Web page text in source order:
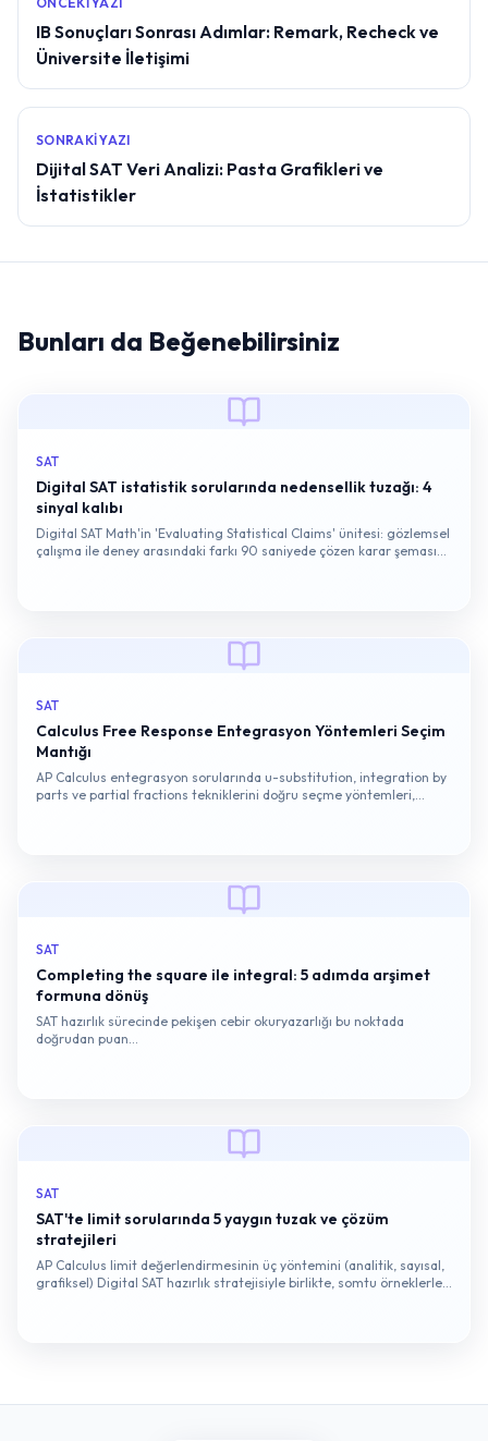
IB Sonuçları Sonrası Adımlar: Remark, Recheck ve
Üniversite İletişimi
SONRAKI YAZI
Dijital SAT Veri Analizi: Pasta Grafikleri ve
İstatistikler
Bunları da Beğenebilirsiniz
SAT
Digital SAT istatistik sorularında nedensellik tuzağı: 4
sinyal kalıbı
Digital SAT Math'in 'Evaluating Statistical Claims' ünitesi: gözlemsel
çalışma ile deney arasındaki farkı 90 saniyede çözen karar şeması
SAT
Calculus Free Response Entegrasyon Yöntemleri Seçim
Mantığı
AP Calculus entegrasyon sorularında u-substitution, integration by
parts ve partial fractions tekniklerini doğru seçme yöntemleri,
SAT
Completing the square ile integral: 5 adımda arşimet
formuna dönüş
SAT hazırlık sürecinde pekişen cebir okuryazarlığı bu noktada
doğrudan puan…
SAT
SAT'te limit sorularında 5 yaygın tuzak ve çözüm
stratejileri
AP Calculus limit değerlendirmesinin üç yöntemini (analitik, sayısal,
grafiksel) Digital SAT hazırlık stratejisiyle birlikte, somtu örneklerle